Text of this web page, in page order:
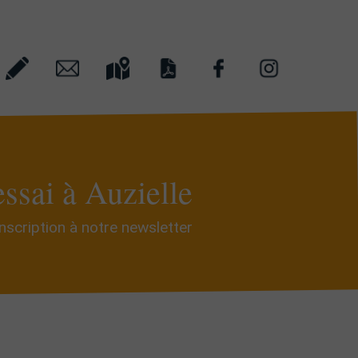
à Auzielle
à notre newsletter